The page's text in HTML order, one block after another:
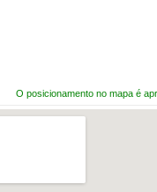
O posicionamento no mapa é